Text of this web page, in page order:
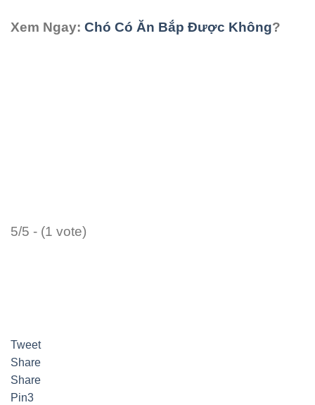
Xem Ngay: Chó Có Ăn Bắp Được Không?
5/5 - (1 vote)
Tweet
Share
Share
Pin3